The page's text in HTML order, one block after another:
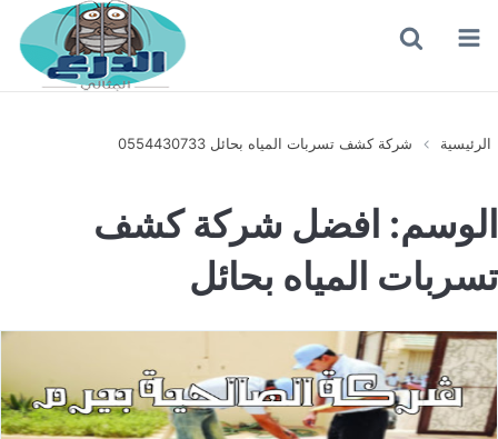
القائمة
الرئيسية شركة كشف تسربات المياه بحائل 0554430733
الوسم: افضل شركة كشف
تسربات المياه بحائل